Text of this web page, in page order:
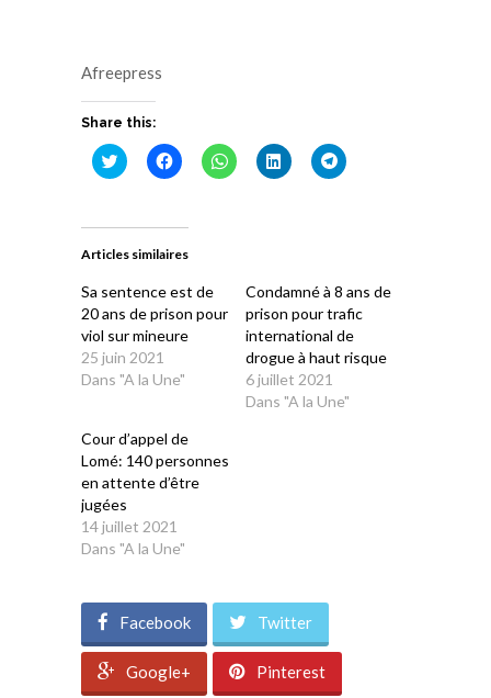
Afreepress
Share this:
Cliquez
pour
dans
nouvelle
Cliquez
pour
dans
nouvelle
Cliquez
pour
Cliquez
pour
Cliquez
pour
Articles similaires
Sa sentence est de
20 ans de prison pour
viol sur mineure
25 juin 2021
Dans "A la Une"
Condamné à 8 ans de
prison pour trafic
international de
drogue à haut risque
6 juillet 2021
Dans "A la Une"
Cour d’appel de
Lomé: 140 personnes
en attente d’être
jugées
14 juillet 2021
Dans "A la Une"
Facebook Twitter
Google+ Pinterest